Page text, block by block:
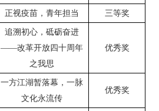
正视疫苗，青年担当 三等奖
追溯初心，砥砺奋进
——改革开放四十周年
之我思
优秀奖
一方江湖暂落幕，一脉
文化永流传
优秀奖